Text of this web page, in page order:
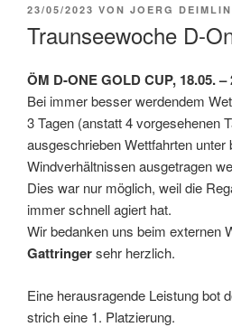
VERÖFFENTLICHT
23/05/2023 VON JOERG
Traunseewoche D-
ÖM D-ONE GOLD CUP, 18.05. –
Bei immer besser werdendem
3 Tagen (anstatt 4 vorgesehenen
ausgeschrieben Wettfahrten unter
Windverhältnissen ausgetragen
Dies war nur möglich, weil die
immer schnell agiert hat.
Wir bedanken uns beim externen
Gattringersehr herzlich.
Eine herausragende Leistung bot
strich eine 1. Platzierung.